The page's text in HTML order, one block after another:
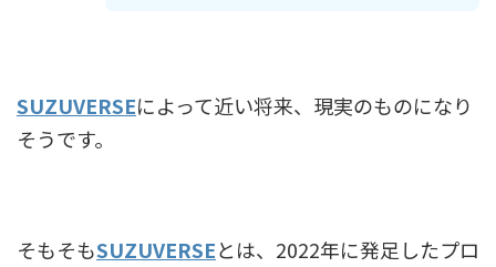
SUZUVERSEによって近い将来、現実のものになり
そうです。
そもそもSUZUVERSEとは、2022年に発足したプロ